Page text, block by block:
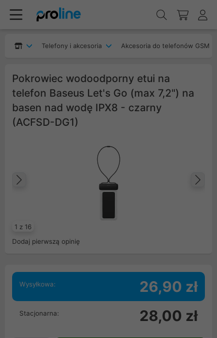
Telefony i akcesoria Akcesoria do telefonów GSM
Pokrowiec wodoodporny etui na
telefon Baseus Let's Go (max 7,2") na
basen nad wodę IPX8 - czarny
(ACFSD-DG1)
1 z 16
Dodaj pierwszą opinię
Wysyłkowa: 26,90 zł
Stacjonarna: 28,00 zł